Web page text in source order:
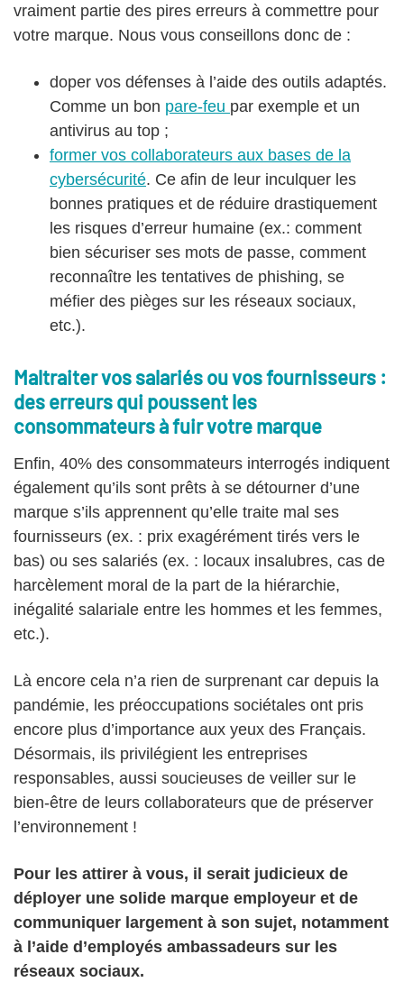
vraiment partie des pires erreurs à commettre pour
votre marque. Nous vous conseillons donc de :
doper vos défenses à l’aide des outils adaptés.
Comme un bon pare-feu par exemple et un
antivirus au top ;
former vos collaborateurs aux bases de la
cybersécurité. Ce afin de leur inculquer les
bonnes pratiques et de réduire drastiquement
les risques d’erreur humaine (ex.: comment
bien sécuriser ses mots de passe, comment
reconnaître les tentatives de phishing, se
méfier des pièges sur les réseaux sociaux,
etc.).
Maltraiter vos salariés ou vos fournisseurs :
des erreurs qui poussent les
consommateurs à fuir votre marque
Enfin, 40% des consommateurs interrogés indiquent
également qu’ils sont prêts à se détourner d’une
marque s’ils apprennent qu’elle traite mal ses
fournisseurs (ex. : prix exagérément tirés vers le
bas) ou ses salariés (ex. : locaux insalubres, cas de
harcèlement moral de la part de la hiérarchie,
inégalité salariale entre les hommes et les femmes,
etc.).
Là encore cela n’a rien de surprenant car depuis la
pandémie, les préoccupations sociétales ont pris
encore plus d’importance aux yeux des Français.
Désormais, ils privilégient les entreprises
responsables, aussi soucieuses de veiller sur le
bien-être de leurs collaborateurs que de préserver
l’environnement !
Pour les attirer à vous, il serait judicieux de
déployer une solide marque employeur et de
communiquer largement à son sujet, notamment
à l’aide d’employés ambassadeurs sur les
réseaux sociaux.